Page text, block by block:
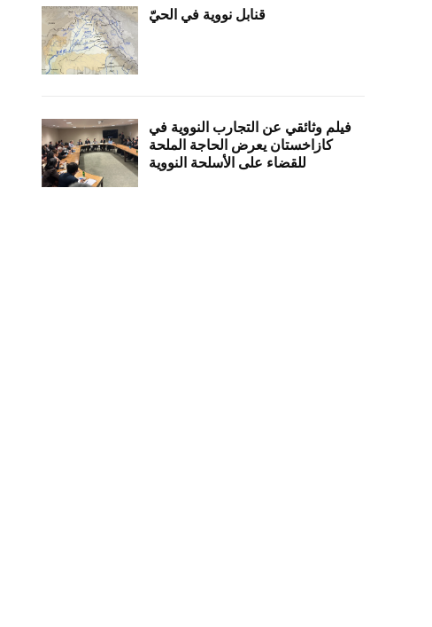
قنابل نووية في الحيّ
فيلم وثائقي عن التجارب النووية في
كازاخستان يعرض الحاجة الملحة
للقضاء على الأسلحة النووية